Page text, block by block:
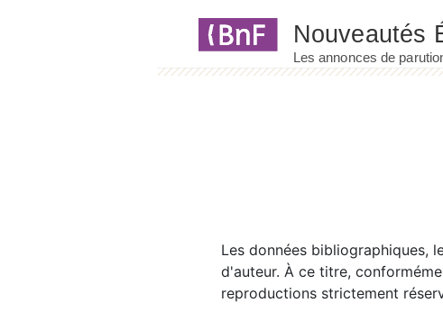
Les données bibliographiques,
d'auteur. À ce titre,
reproductions strictement